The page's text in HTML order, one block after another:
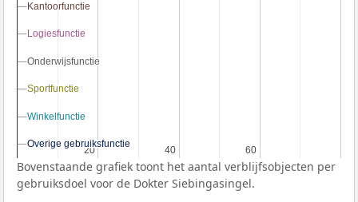
20
20 40
40 60
60
Kantoorfunctie
Kantoorfunctie
Logiesfunctie
Logiesfunctie
Onderwijsfunctie
Onderwijsfunctie
Sportfunctie
Sportfunctie
Winkelfunctie
Winkelfunctie
Overige gebruiksfunctie
Overige gebruiksfunctie
Bovenstaande grafiek toont het aantal verblijfsobjecten per
gebruiksdoel voor de Dokter Siebingasingel.